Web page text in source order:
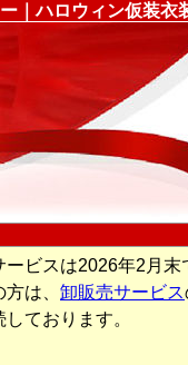
｜ハロウィン仮装衣
ビスは2026年2月末
は、 卸販売サービス
ております。